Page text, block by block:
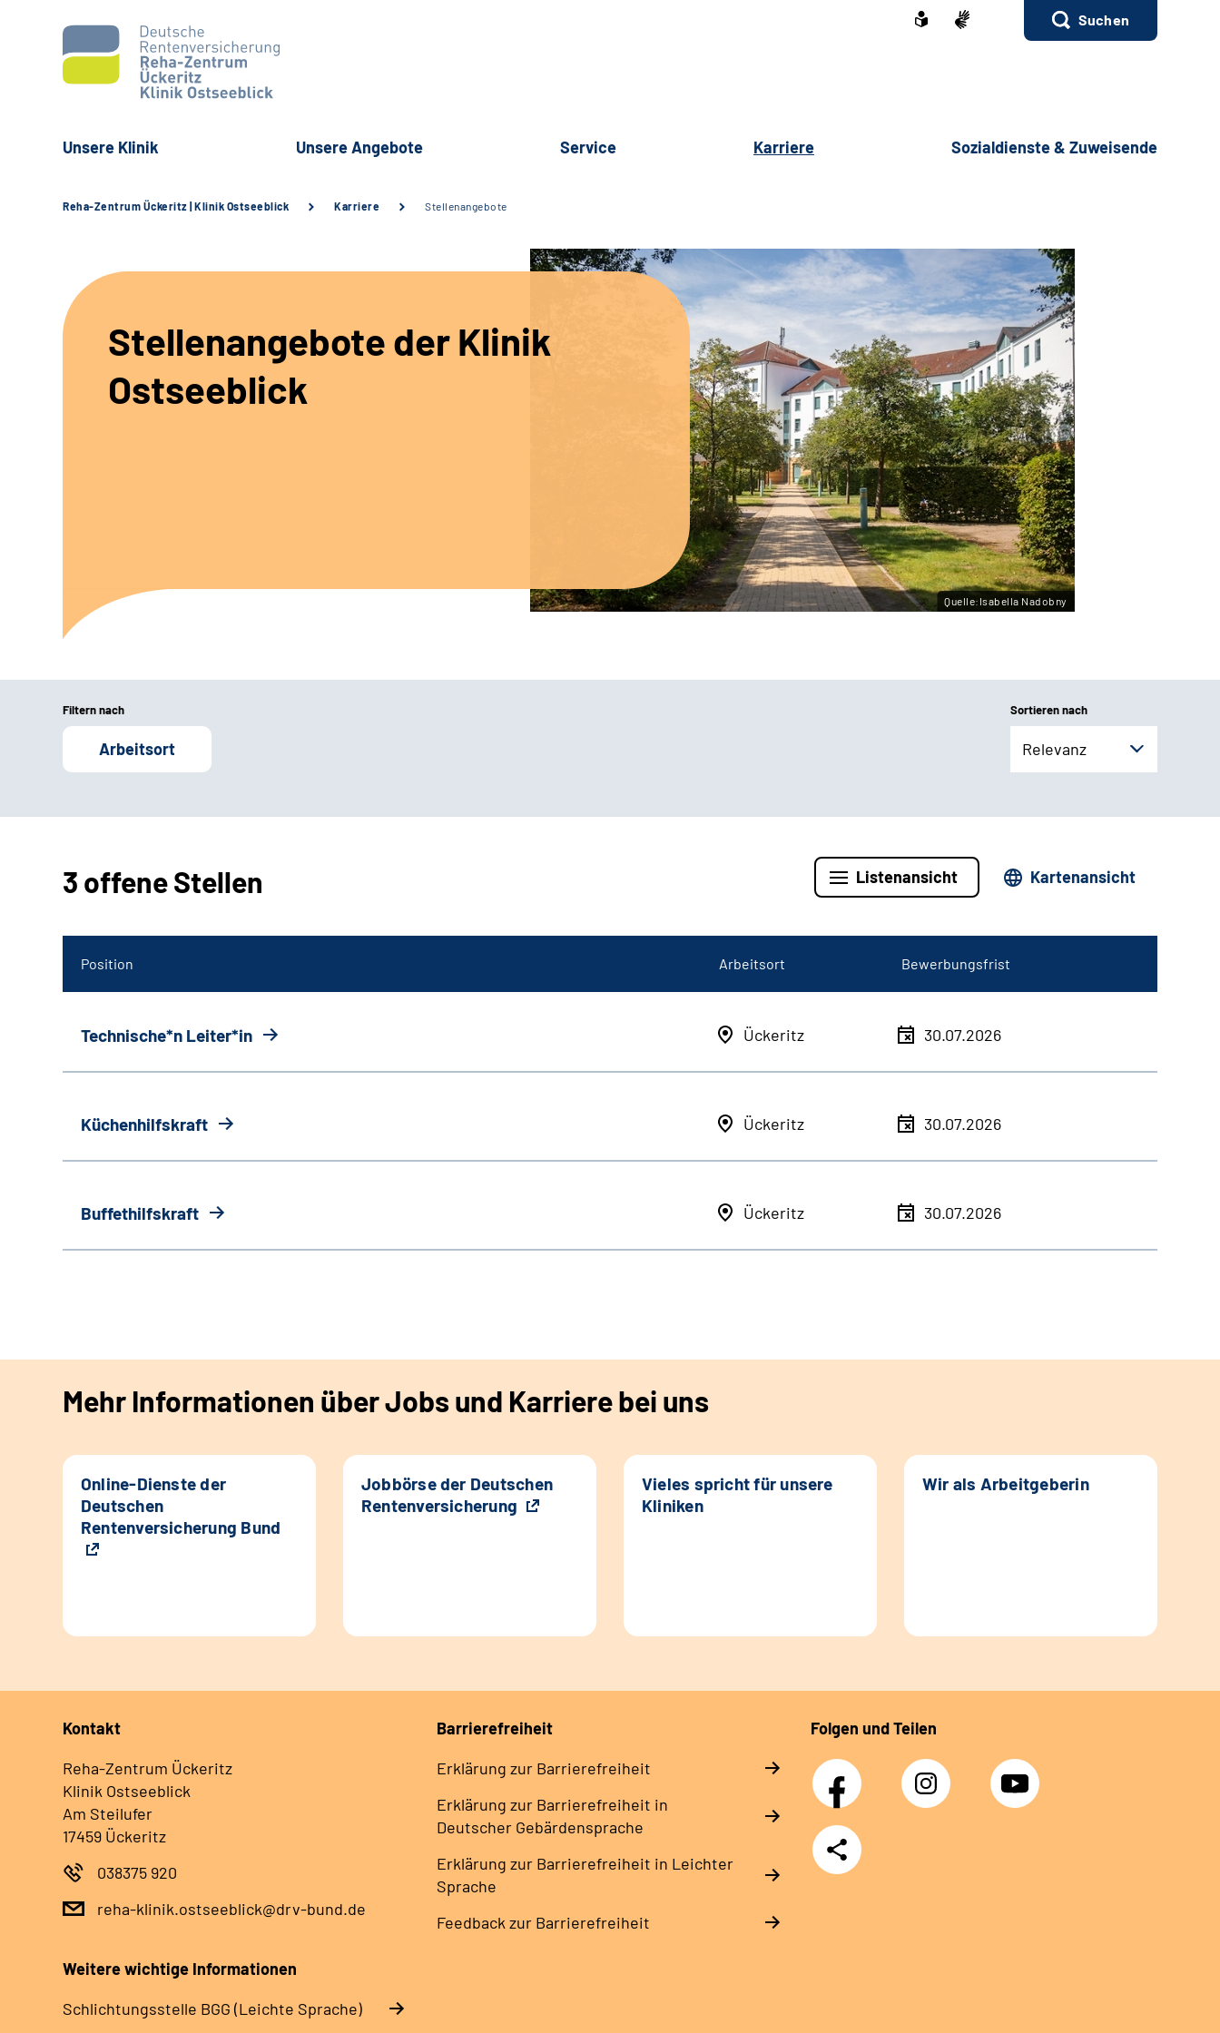
Suchen
Unsere Klinik Unsere Angebote Service Karriere Sozialdienste & Zuweisende
Reha-Zentrum Ückeritz | Klinik Ostseeblick Karriere Stellenangebote
Stellenangebote der Klinik
Ostseeblick
Quelle:Isabella Nadobny
Filtern nach
Arbeitsort
Sortieren nach
Relevanz
3 offene Stellen Listenansicht Kartenansicht
Position Arbeitsort Bewerbungsfrist
Technische*n Leiter*in Ückeritz 30.07.2026
Küchenhilfskraft Ückeritz 30.07.2026
Buffethilfskraft Ückeritz 30.07.2026
Mehr Informationen über Jobs und Karriere bei uns
Online-Dienste der
Deutschen
Rentenversicherung Bund
Jobbörse der Deutschen
Rentenversicherung
Vieles spricht für unsere
Kliniken
Wir als Arbeitgeberin
Kontakt
Reha-Zentrum Ückeritz
Klinik Ostseeblick
Am Steilufer
17459 Ückeritz
038375 920
reha-klinik.ostseeblick@drv-bund.de
Barrierefreiheit
Erklärung zur Barrierefreiheit
Erklärung zur Barrierefreiheit in
Deutscher Gebärdensprache
Erklärung zur Barrierefreiheit in Leichter
Sprache
Feedback zur Barrierefreiheit
Folgen und Teilen
Facebook Instagram YouTube
Teilen
Weitere wichtige Informationen
Schlich­tungs­stel­le BGG (Leichte Sprache)